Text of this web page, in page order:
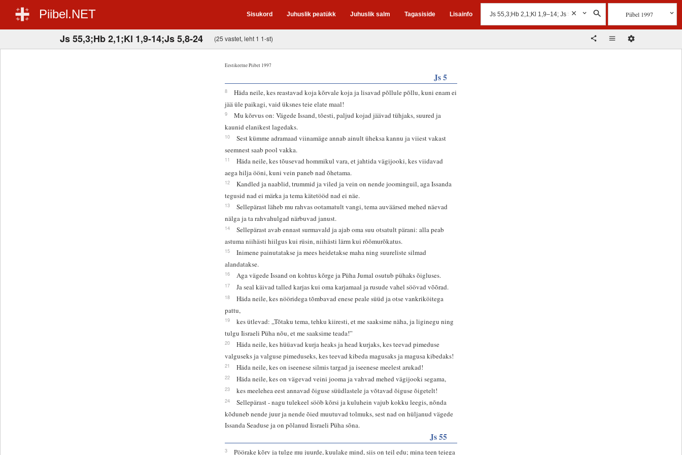
Piibel.NET Sisukord Juhuslik peatükk Juhuslik salm Tagasiside Lisainfo Piibel 1997
Js 55,3;Hb 2,1;Kl 1,9-14;Js 5,8-24 (25 vastet, leht 1 1-st)
Eestikeelne Piibel 1997
Js 5
8
Häda neile, kes reastavad koja kõrvale koja ja lisavad põllule põllu, kuni enam ei
jää üle paikagi, vaid üksnes teie elate maal!
9
Mu kõrvus on: Vägede Issand, tõesti, paljud kojad jäävad tühjaks, suured ja
kaunid elanikest lagedaks.
10
Sest kümme adramaad viinamäge annab ainult üheksa kannu ja viiest vakast
seemnest saab pool vakka.
11
Häda neile, kes tõusevad hommikul vara, et jahtida vägijooki, kes viidavad
aega hilja ööni, kuni vein paneb nad õhetama.
12
Kandled ja naablid, trummid ja viled ja vein on nende joominguil, aga Issanda
tegusid nad ei märka ja tema kätetööd nad ei näe.
13
Sellepärast läheb mu rahvas ootamatult vangi, tema auväärsed mehed näevad
nälga ja ta rahvahulgad närbuvad janust.
14
Sellepärast avab ennast surmavald ja ajab oma suu otsatult pärani: alla peab
astuma niihästi hiilgus kui rüsin, niihästi lärm kui rõõmurõkatus.
15
Inimene painutatakse ja mees heidetakse maha ning suureliste silmad
alandatakse.
16 Aga vägede Issand on kohtus kõrge ja Püha Jumal osutub pühaks õigluses.
17 Ja seal käivad talled karjas kui oma karjamaal ja rusude vahel söövad võõrad.
18
Häda neile, kes nööridega tõmbavad enese peale süüd ja otse vankriköitega
pattu,
19
kes ütlevad: „Tõtaku tema, tehku kiiresti, et me saaksime näha, ja liginegu ning
tulgu Iisraeli Püha nõu, et me saaksime teada!”
20
Häda neile, kes hüüavad kurja heaks ja head kurjaks, kes teevad pimeduse
valguseks ja valguse pimeduseks, kes teevad kibeda magusaks ja magusa kibedaks!
21 Häda neile, kes on iseenese silmis targad ja iseenese meelest arukad!
22 Häda neile, kes on vägevad veini jooma ja vahvad mehed vägijooki segama,
23 kes meelehea eest annavad õiguse süüdlastele ja võtavad õiguse õigetelt!
24
Sellepärast - nagu tulekeel sööb kõrsi ja kuluhein vajub kokku leegis, nõnda
kõduneb nende juur ja nende õied muutuvad tolmuks, sest nad on hüljanud vägede
Issanda Seaduse ja on põlanud Iisraeli Püha sõna.
Js 55
3 Pöörake kõrv ja tulge mu juurde, kuulake mind, siis on teil edu; mina teen teiega